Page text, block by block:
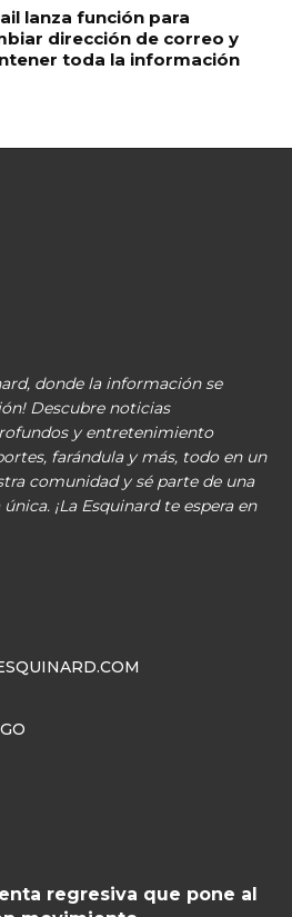
lanza función para
dirección de correo y
toda la información
donde la información se
Descubre noticias
y entretenimiento
farándula y más, todo en un
comunidad y sé parte de una
¡La Esquinard te espera en
regresiva que pone al